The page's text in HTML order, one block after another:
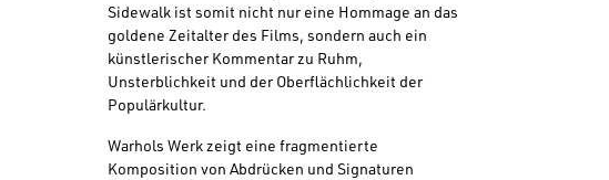
Sidewalk ist somit nicht nur eine Hommage an das
goldene Zeitalter des Films, sondern auch ein
künstlerischer Kommentar zu Ruhm,
Unsterblichkeit und der Oberflächlichkeit der
Populärkultur.
Warhols Werk zeigt eine fragmentierte
Komposition von Abdrücken und Signaturen